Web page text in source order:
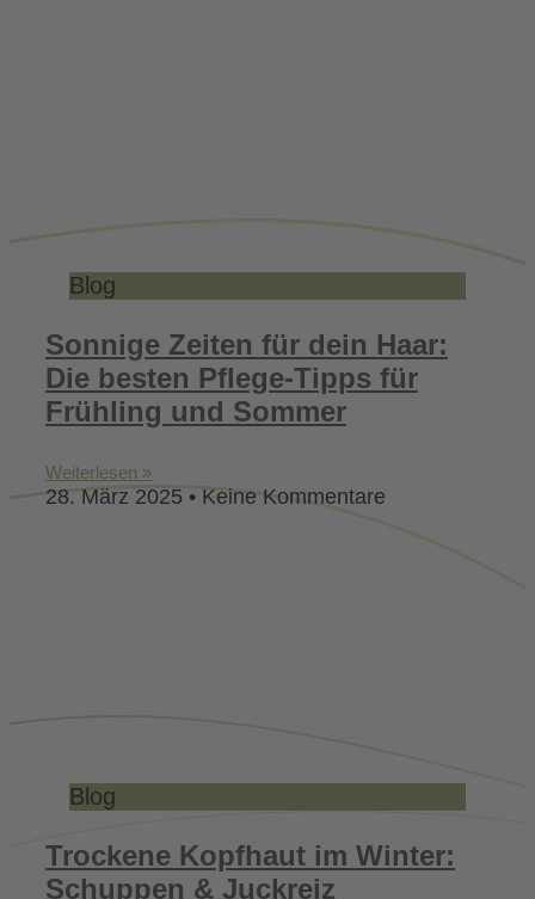
Blog
Sonnige Zeiten für dein Haar:
Die besten Pflege-Tipps für
Frühling und Sommer
Weiterlesen »
28. März 2025 Keine Kommentare
Blog
Trockene Kopfhaut im Winter:
Schuppen & Juckreiz